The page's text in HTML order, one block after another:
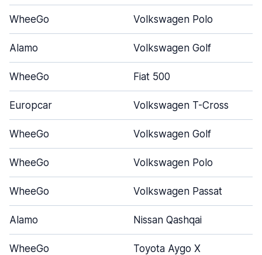
WheeGo Volkswagen Polo
Alamo Volkswagen Golf
WheeGo Fiat 500
Europcar Volkswagen T-Cross
WheeGo Volkswagen Golf
WheeGo Volkswagen Polo
WheeGo Volkswagen Passat
Alamo Nissan Qashqai
WheeGo Toyota Aygo X